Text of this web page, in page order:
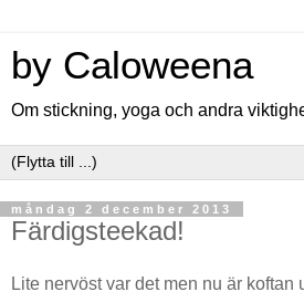
by Caloweena
Om stickning, yoga och andra
måndag 2 december 2013
Färdigsteekad!
Lite nervöst var det men nu är koftan